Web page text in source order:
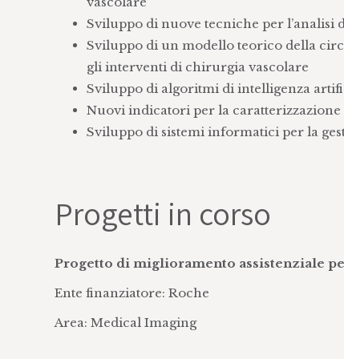
Studiare la relazione tra alterazione del
parete vascolare e lo sviluppo del danno
Sviluppare e convalidare sistemi
Sviluppo di modelli diagnostici e
della risposta al trattamento mediante
Sviluppo di nuove tecniche per
Sviluppo di un modello teorico della
gli interventi di chirurgia vascolare
Sviluppo di algoritmi di intelligenza
Nuovi indicatori per la
Sviluppo di sistemi informatici per la
Progetti in corso
Progetto di miglioramento assistenziale
Ente finanziatore: Roche
Area: Medical Imaging